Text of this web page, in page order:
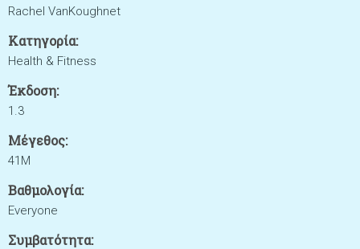
Rachel VanKoughnet
Κατηγορία:
Health & Fitness
Έκδοση:
1.3
Μέγεθος:
41M
Βαθμολογία:
Everyone
Συμβατότητα: